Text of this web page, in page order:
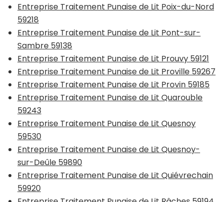
Entreprise Traitement Punaise de Lit Poix-du-Nord
59218
Entreprise Traitement Punaise de Lit Pont-sur-
Sambre 59138
Entreprise Traitement Punaise de Lit Prouvy 59121
Entreprise Traitement Punaise de Lit Proville 59267
Entreprise Traitement Punaise de Lit Provin 59185
Entreprise Traitement Punaise de Lit Quarouble
59243
Entreprise Traitement Punaise de Lit Quesnoy
59530
Entreprise Traitement Punaise de Lit Quesnoy-
sur-Deûle 59890
Entreprise Traitement Punaise de Lit Quiévrechain
59920